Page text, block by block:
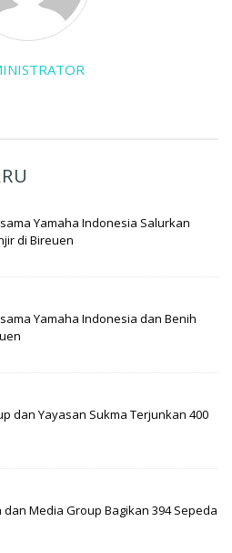
Yamaha Indonesia Salurkan
di Bireuen
Yamaha Indonesia dan Benih
dan Yayasan Sukma Terjunkan 400
Media Group Bagikan 394 Sepeda